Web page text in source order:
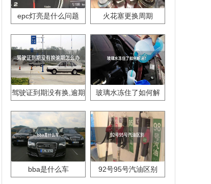
epc灯亮是什么问题 火花塞更换周期
驾驶证到期没有换,逾期
玻璃水冻住了如何解
bba是什么车 92号95号汽油区别